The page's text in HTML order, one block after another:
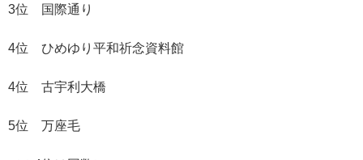
3位 国際通り
4位 ひめゆり平和祈念資料館
4位 古宇利大橋
5位 万座毛